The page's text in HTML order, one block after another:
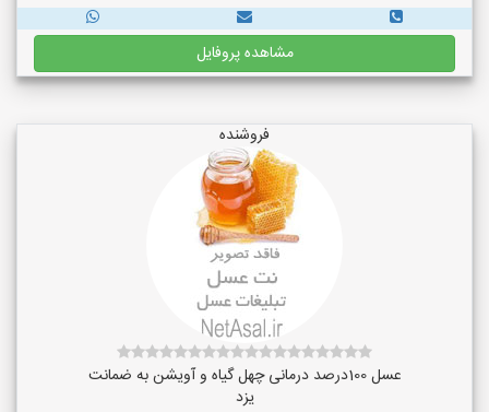
مشاهده پروفایل
فروشنده
عسل 100درصد درمانی چهل گیاه و آویشن به ضمانت
یزد